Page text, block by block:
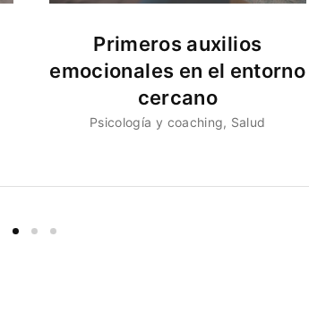
Primeros auxilios
emocionales en el entorno
cercano
Psicología y coaching Salud